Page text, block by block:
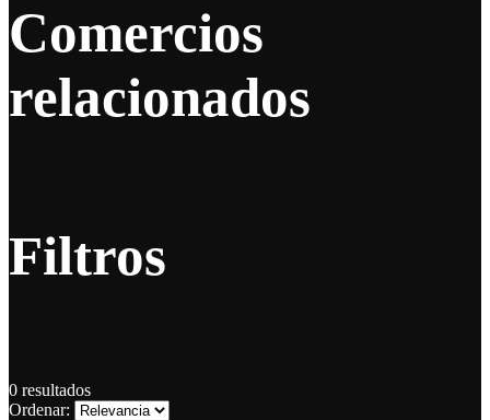
Comercios
relacionados
Filtros
0 resultados
Ordenar: